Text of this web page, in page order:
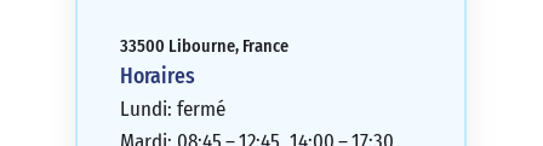
33500 Libourne, France
Horaires
Lundi: fermé